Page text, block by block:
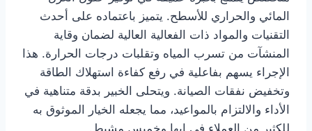
المائي والحراري للأسطح. يتميز باعتماده على أحدث
التقنيات والمواد ذات الفعالية العالية لضمان وقاية
المنشآت من تسرب المياه وتقلبات درجات الحرارة. هذا
الإجراء يسهم بفاعلية في رفع كفاءة استهلاك الطاقة
وتخفيض نفقات الصيانة. ويتحلى الخبير بدقة متناهية في
الأداء والالتزام بالمواعيد، مما يجعله الخيار الموثوق به